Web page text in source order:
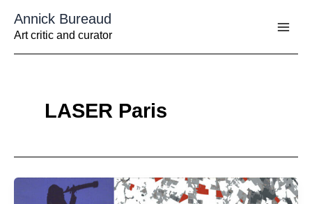
contenu
Annick Bureaud
Art critic and curator
LASER Paris